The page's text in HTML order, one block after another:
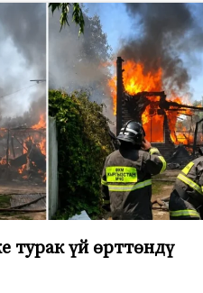
турак үй өрттөндү